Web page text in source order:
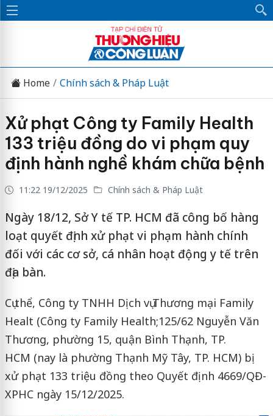
Home Chính sách & Pháp Luật
Xử phạt Công ty Family Health
133 triệu đồng do vi phạm quy
định hành nghề khám chữa bệnh
11:22 19/12/2025 Chính sách & Pháp Luật
Ngày 18/12, Sở Y tế TP. HCM đã công bố hàng
loạt quyết định xử phạt vi phạm hành chính
đối với các cơ sở, cá nhân hoạt động y tế trên
địa bàn.
Cụ thể, Công ty TNHH Dịch vụ Thương mại Family
Healt (Công ty Family Health;125/62 Nguyễn Văn
Thương, phường 15, quận Bình Thạnh, TP.
HCM (nay là phường Thạnh Mỹ Tây, TP. HCM) bị
xử phạt 133 triệu đồng theo Quyết định 4669/QĐ-
XPHC ngày 15/12/2025.